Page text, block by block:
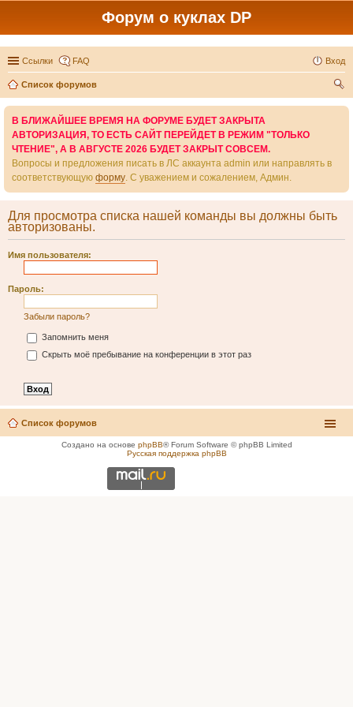
Форум о куклах DP
Ссылки FAQ Вход
Список форумов
В БЛИЖАЙШЕЕ ВРЕМЯ НА ФОРУМЕ БУДЕТ ЗАКРЫТА
АВТОРИЗАЦИЯ, ТО ЕСТЬ САЙТ ПЕРЕЙДЕТ В РЕЖИМ "ТОЛЬКО
ЧТЕНИЕ", А В АВГУСТЕ 2026 БУДЕТ ЗАКРЫТ СОВСЕМ.
Вопросы и предложения писать в ЛС аккаунта admin или направлять в
соответствующую форму. С уважением и сожалением, Админ.
Для просмотра списка нашей команды вы должны быть
авторизованы.
Имя пользователя:
Пароль:
Забыли пароль?
Запомнить меня
Скрыть моё пребывание на конференции в этот раз
Список форумов
Создано на основе phpBB® Forum Software © phpBB Limited
Русская поддержка phpBB